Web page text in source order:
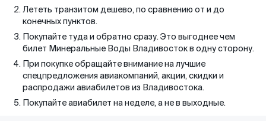
Лететь транзитом дешево, по сравнению от и до
конечных пунктов.
Покупайте туда и обратно сразу. Это выгоднее чем
билет Минеральные Воды Владивосток в одну сторону.
При покупке обращайте внимание на лучшие
спецпредложения авиакомпаний, акции, скидки и
распродажи авиабилетов из Владивостока.
Покупайте авиабилет на неделе, а не в выходные.